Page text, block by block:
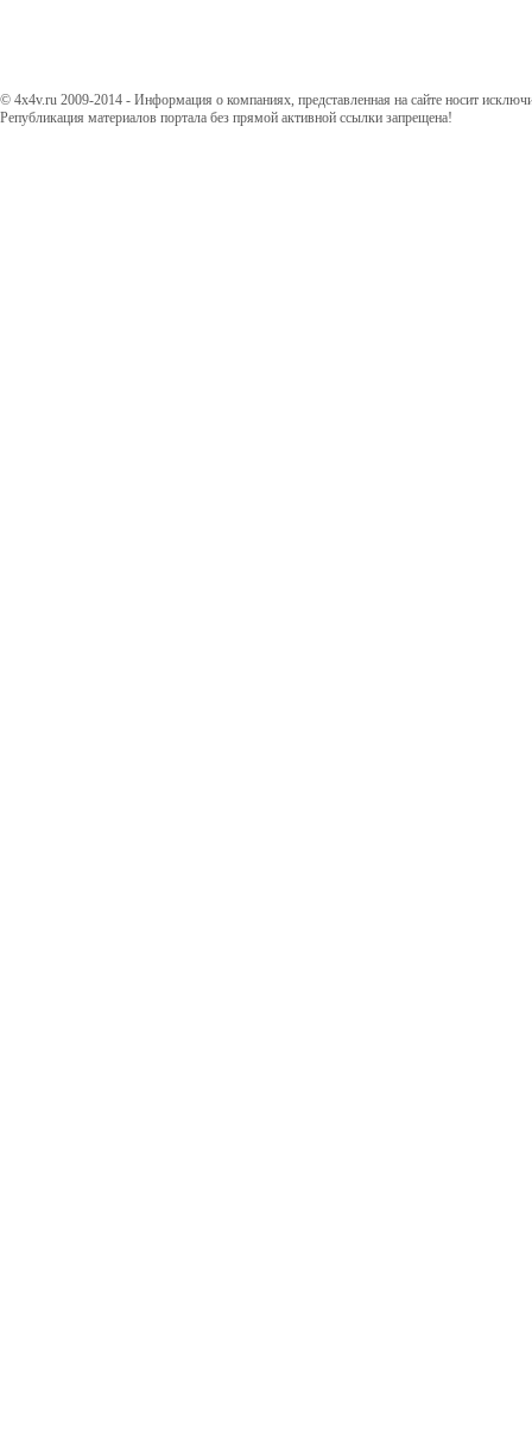
© 4x4v.ru 2009-2014 - Информация о компаниях, представленная на сайте носит
Републикация материалов портала без прямой активной ссылки запрещена!